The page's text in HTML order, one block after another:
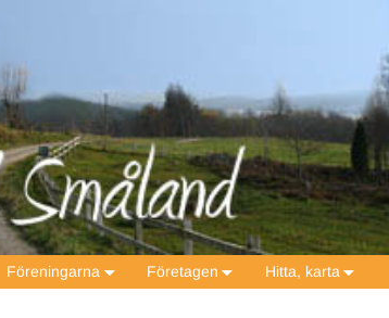
Föreningarna Företagen Hitta, karta